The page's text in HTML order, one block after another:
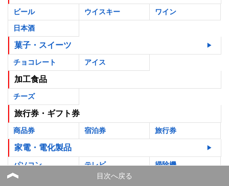
ビール ウイスキー
ワイン
日本酒
菓子・スイーツ
チョコレート アイス
加工食品
チーズ
旅行券・ギフト券
商品券 宿泊券 旅行券
家電・電化製品
パソコン テレビ
掃除機
カメラ
空気清浄機
目次へ戻る